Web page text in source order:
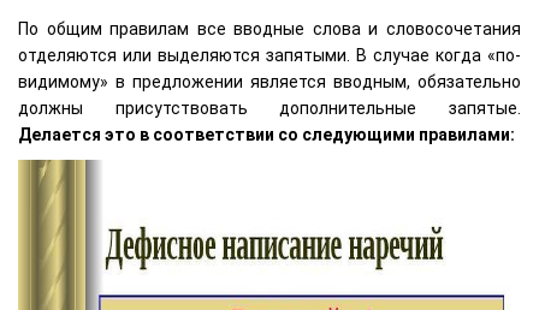
По общим правилам все вводные слова и словосочетания
отделяются или выделяются запятыми. В случае когда «по-
видимому» в предложении является вводным, обязательно
должны присутствовать дополнительные запятые.
Делается это в соответствии со следующими правилами: